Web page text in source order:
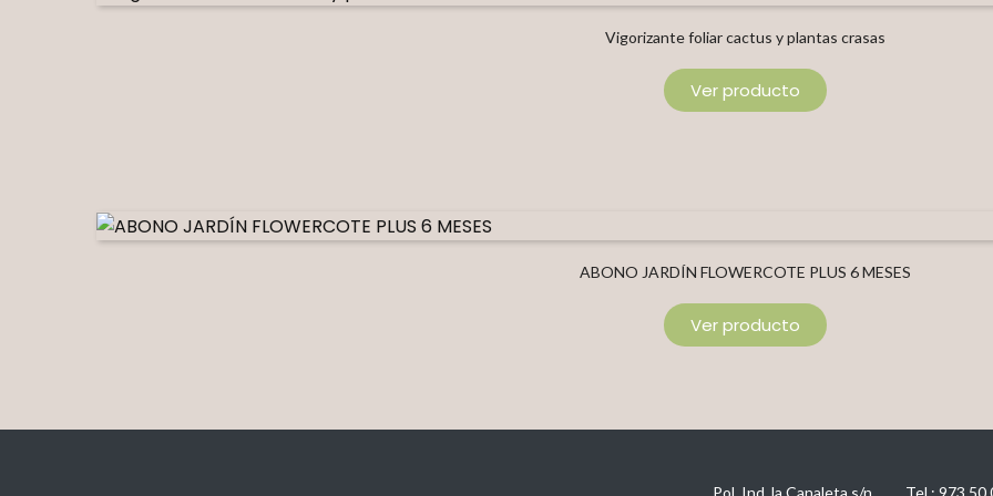
Vigorizante foliar cactus y plantas crasas
Ver producto
ABONO JARDÍN FLOWERCOTE PLUS 6 MESES
Ver producto